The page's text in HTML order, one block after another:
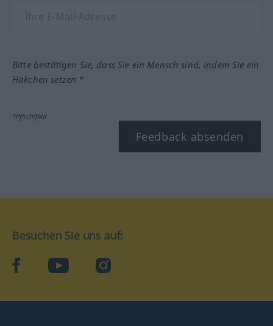
Bitte bestätigen Sie, dass Sie ein Mensch sind, indem Sie ein
Häkchen setzen.*
*Pflichtfeld
Feedback absenden
Besuchen Sie uns auf:
facebookYouTube Instagram